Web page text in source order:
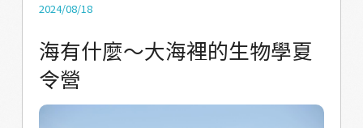
2024/08/18
海有什麼～大海裡的生物學夏
令營